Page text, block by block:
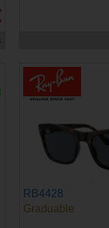
RB4428
Graduable